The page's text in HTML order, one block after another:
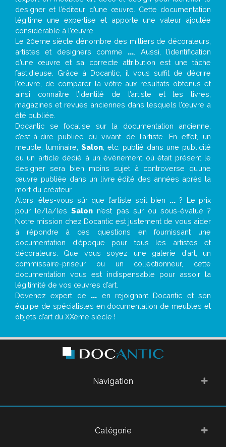
designer et l’éditeur d’une œuvre. Cette documentation
légitime une expertise et apporte une valeur ajoutée
considérable à l’œuvre.
Le 20eme siècle dénombre des milliers de décorateurs,
artistes et designers comme ... . Aussi, l’identification
d’une œuvre et sa correcte attribution est une tâche
fastidieuse. Grâce à Docantic, il vous suffit de décrire
l’œuvre, de comparer la vôtre aux résultats obtenus et
ainsi connaître l’identité de l’artiste et les livres,
magazines et revues anciennes dans lesquels l’œuvre a
été publiée.
Docantic se focalise sur la documentation ancienne,
c’est-à-dire publiée du vivant de l’artiste. En effet, un
meuble, luminaire, Salon , etc. publié dans une publicité
ou un article dédié à un évènement où était présent le
designer sera bien moins sujet à controverse qu’une
œuvre publiée dans un livre édité des années après la
mort du créateur.
Alors, êtes-vous sûr que l’artiste soit bien ...? Le prix
pour le/la/lesSalon n’est pas sur ou sous-évalué ?
Notre mission chez Docantic est justement de vous aider
à répondre à ces questions en fournissant une
documentation d’époque pour tous les artistes et
décorateurs. Que vous soyez une galerie d’art, un
commissaire-priseur ou un collectionneur, cette
documentation vous est indispensable pour assoir la
légitimité de vos œuvres d’art.
Devenez expert de ... en rejoignant Docantic et son
équipe de spécialistes en documentation de meubles et
objets d’art du XXème siècle !
Navigation
Catégorie